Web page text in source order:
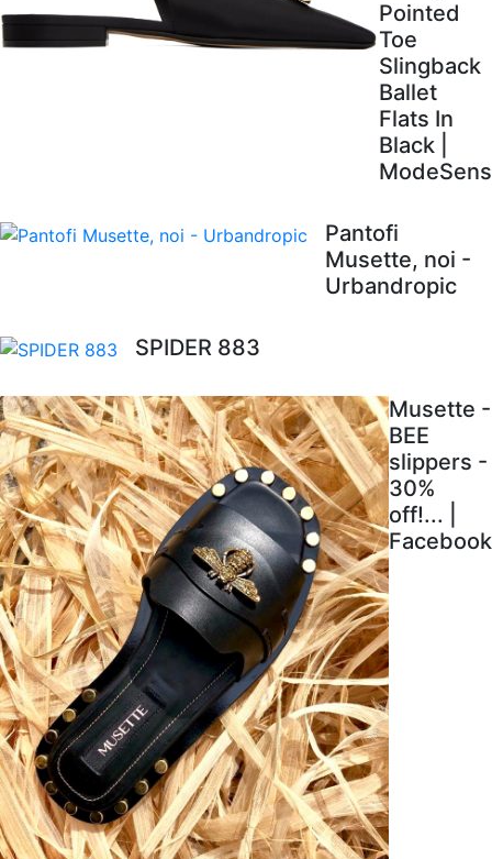
Pointed
Toe
Slingback
Ballet
Flats In
Black |
ModeSens
Pantofi
Musette, noi -
Urbandropic
SPIDER 883
Musette -
BEE
slippers -
30%
off!... |
Facebook